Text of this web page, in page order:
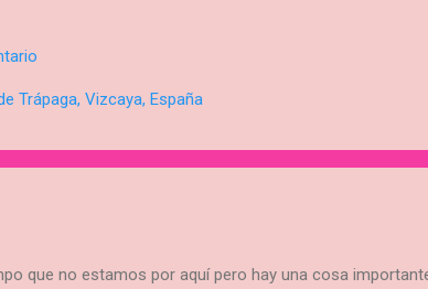
Sabemos que al principio cuesta
FERRETERIA LARRIETA os vamos a aconsejar
Trápaga, Vizcaya, España
que no estamos por aquí pero hay una cosa